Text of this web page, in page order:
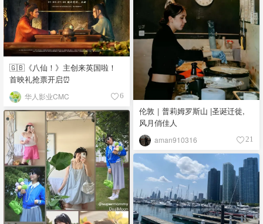
🇬🇧《八仙！》主创来英国啦！
首映礼抢票开启⏰
华人影业CMC 6
伦敦｜普莉姆罗斯山 |圣诞迁徙,
风月俏佳人
aman910316 21